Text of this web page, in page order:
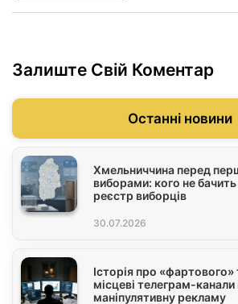
Залиште Свій Коментар
Останні новини
Хмельниччина перед
виборами: кого не
реєстр виборців
30.07.2026
Історія про «фартового»
місцеві телеграм-
маніпулятивну рекламу